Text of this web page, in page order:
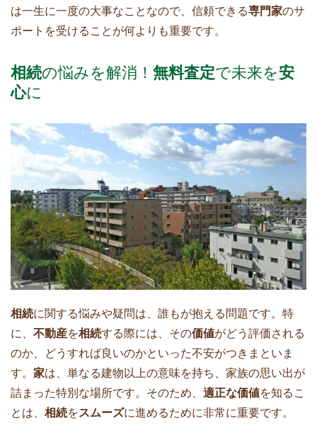
は一生に一度の大事なことなので、信頼できる専門家のサ
ポートを受けることが何よりも重要です。
相続の悩みを解消！ 無料査定で未来を安
心に
相続に関する悩みや疑問は、誰もが抱える問題です。特
に、 不動産を相続する際には、その価値がどう評価される
のか、どうすれば良いのかといった不安がつきまといま
す。 家は、単なる建物以上の意味を持ち、家族の思い出が
詰まった特別な場所です。そのため、 適正な価値を知るこ
とは、 相続をスムーズに進めるために非常に重要です。